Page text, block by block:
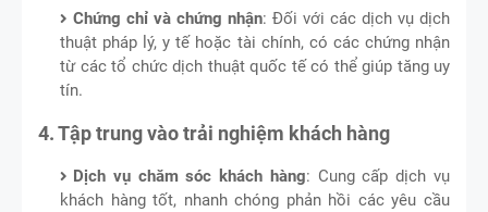
Chứng chỉ và chứng nhận: Đối với các dịch vụ dịch
thuật pháp lý, y tế hoặc tài chính, có các chứng nhận
từ các tổ chức dịch thuật quốc tế có thể giúp tăng uy
tín.
4. Tập trung vào trải nghiệm khách hàng
Dịch vụ chăm sóc khách hàng: Cung cấp dịch vụ
khách hàng tốt, nhanh chóng phản hồi các yêu cầu